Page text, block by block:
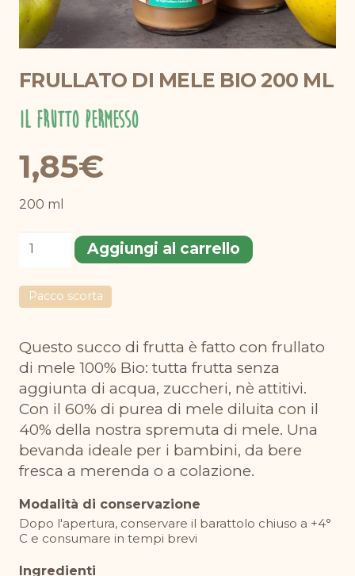
FRULLATO DI MELE BIO 200 ML
Il Frutto Permesso
1,85€
200 ml
Frullato
mele
BIO
ml
quantità
Aggiungi al carrello
Pacco scorta
Questo succo di frutta è fatto con frullato
di mele 100% Bio: tutta frutta senza
aggiunta di acqua, zuccheri, nè attitivi.
Con il 60% di purea di mele diluita con il
40% della nostra spremuta di mele. Una
bevanda ideale per i bambini, da bere
fresca a merenda o a colazione.
Modalità di conservazione
Dopo l'apertura, conservare il barattolo chiuso a +4°
C e consumare in tempi brevi
Ingredienti